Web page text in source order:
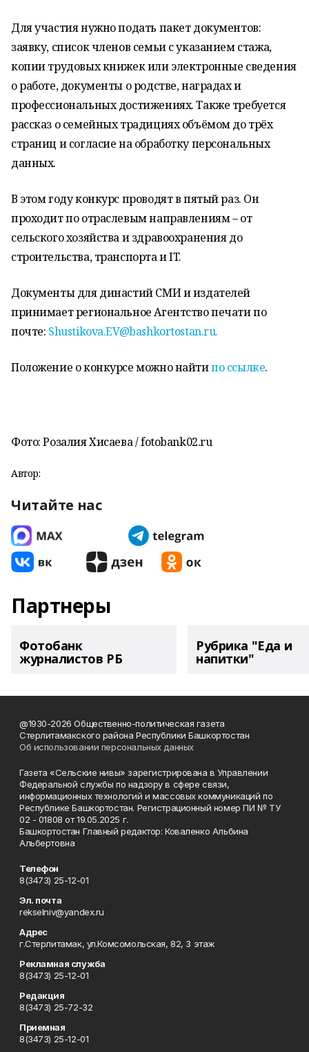
Для участия нужно подать пакет документов:
заявку, список членов семьи с указанием стажа,
копии трудовых книжек или электронные сведения
о работе, документы о родстве, наградах и
профессиональных достижениях. Также требуется
рассказ о семейных традициях объёмом до трёх
страниц и согласие на обработку персональных
данных.
В этом году конкурс проводят в пятый раз. Он
проходит по отраслевым направлениям – от
сельского хозяйства и здравоохранения до
строительства, транспорта и IT.
Документы для династий СМИ и издателей
принимает региональное Агентство печати по
почте: Shustikova.EV@bashkortostan.ru.
Положение о конкурсе можно найтипо ссылке.
Фото: Розалия Хисаева / fotobank02.ru
Автор:
Читайте нас
Партнеры
Фотобанк
журналистов РБ
Рубрика "Еда и
напитки"
@1930-2026 Общественно-политическая газета
Стерлитамакского района Республики Башкортостан
Об использовании персональных данных
Газета «Сельские нивы» зарегистрирована в Управлении
Федеральной службы по надзору в сфере связи,
информационных технологий и массовых коммуникаций по
Республике Башкортостан. Регистрационный номер ПИ № ТУ
02 - 01808 от 19.05.2025 г.
Башкортостан Главный редактор: Коваленко Альбина
Альбертовна
Телефон
8(3473) 25-12-01
Эл. почта
rekselniv@yandex.ru
Адрес
г.Стерлитамак, ул.Комсомольская, 82, 3 этаж
Рекламная служба
8(3473) 25-12-01
Редакция
8(3473) 25-72-32
Приемная
8(3473) 25-12-01